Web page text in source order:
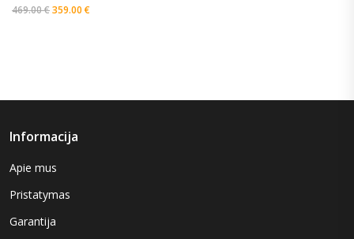
469.00€359.00€
Informacija
Apie mus
Pristatymas
Garantija